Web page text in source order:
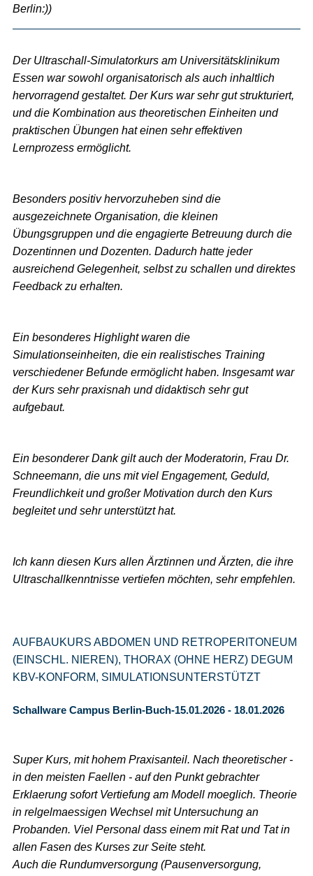
Berlin:))
Der Ultraschall-Simulatorkurs am Universitätsklinikum
Essen war sowohl organisatorisch als auch inhaltlich
hervorragend gestaltet. Der Kurs war sehr gut strukturiert,
und die Kombination aus theoretischen Einheiten und
praktischen Übungen hat einen sehr effektiven
Lernprozess ermöglicht.
Besonders positiv hervorzuheben sind die
ausgezeichnete Organisation, die kleinen
Übungsgruppen und die engagierte Betreuung durch die
Dozentinnen und Dozenten. Dadurch hatte jeder
ausreichend Gelegenheit, selbst zu schallen und direktes
Feedback zu erhalten.
Ein besonderes Highlight waren die
Simulationseinheiten, die ein realistisches Training
verschiedener Befunde ermöglicht haben. Insgesamt war
der Kurs sehr praxisnah und didaktisch sehr gut
aufgebaut.
Ein besonderer Dank gilt auch der Moderatorin, Frau Dr.
Schneemann, die uns mit viel Engagement, Geduld,
Freundlichkeit und großer Motivation durch den Kurs
begleitet und sehr unterstützt hat.
Ich kann diesen Kurs allen Ärztinnen und Ärzten, die ihre
Ultraschallkenntnisse vertiefen möchten, sehr empfehlen.
AUFBAUKURS ABDOMEN UND RETROPERITONEUM
(EINSCHL. NIEREN), THORAX (OHNE HERZ) DEGUM
KBV-KONFORM, SIMULATIONSUNTERSTÜTZT
Schallware Campus Berlin-Buch-15.01.2026 - 18.01.2026
Super Kurs, mit hohem Praxisanteil. Nach theoretischer -
in den meisten Faellen - auf den Punkt gebrachter
Erklaerung sofort Vertiefung am Modell moeglich. Theorie
in relgelmaessigen Wechsel mit Untersuchung an
Probanden. Viel Personal dass einem mit Rat und Tat in
allen Fasen des Kurses zur Seite steht.
Auch die Rundumversorgung (Pausenversorgung,